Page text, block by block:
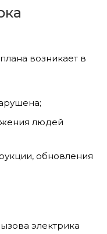
возникает в
людей
обновления
электрика